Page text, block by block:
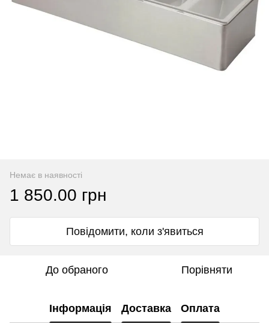
Немає в наявності
1 850.00 грн
Повідомити, коли з'явиться
До обраного Порівняти
Інформація Доставка Оплата